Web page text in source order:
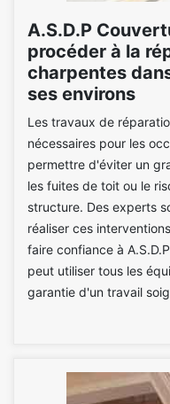
A.S.D.P
procéder à la
charpentes
ses environs
Les travaux de
nécessaires pour les
permettre d'éviter un
les fuites de toit ou le
structure. Des experts
réaliser ces
faire confiance à
peut utiliser tous les
garantie d'un travail